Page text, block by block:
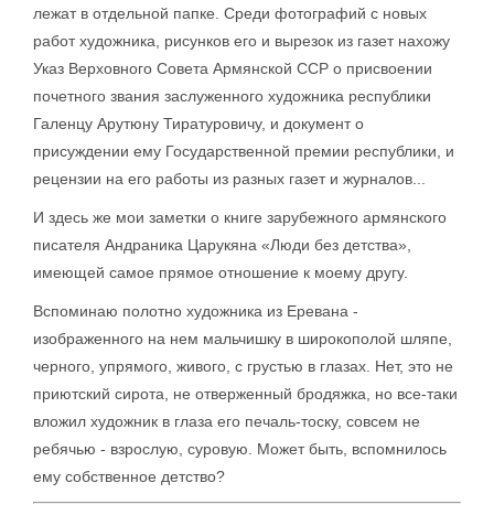
лежат в отдельной папке. Среди фотографий с новых
работ художника, рисунков его и вырезок из газет нахожу
Указ Верховного Совета Армянской ССР о присвоении
почетного звания заслуженного художника республики
Галенцу Арутюну Тиратуровичу, и документ о
присуждении ему Государственной премии республики, и
рецензии на его работы из разных газет и журналов...
И здесь же мои заметки о книге зарубежного армянского
писателя Андраника Царукяна «Люди без детства»,
имеющей самое прямое отношение к моему другу.
Вспоминаю полотно художника из Еревана -
изображенного на нем мальчишку в широкополой шляпе,
черного, упрямого, живого, с грустью в глазах. Нет, это не
приютский сирота, не отверженный бродяжка, но все-таки
вложил художник в глаза его печаль-тоску, совсем не
ребячью - взрослую, суровую. Может быть, вспомнилось
ему собственное детство?